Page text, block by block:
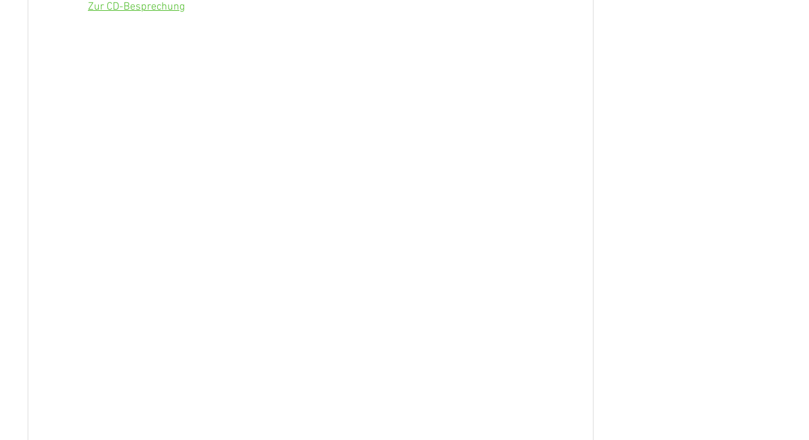
Zur CD-Besprechung